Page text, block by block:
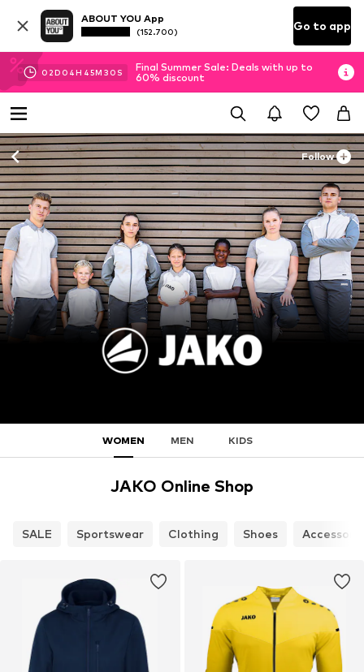
ABOUT YOU App
(152.700) Go to app
02D 04H 45M 28 S
Final Summer Sale: Deals with up to
60% discount
Follow
WOMEN MEN KIDS
JAKO Online Shop
SALE Sportswear Clothing Shoes